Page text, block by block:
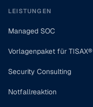
LEISTUNGEN
Managed SOC
Vorlagenpaket für TISAX®
Security Consulting
Notfallreaktion